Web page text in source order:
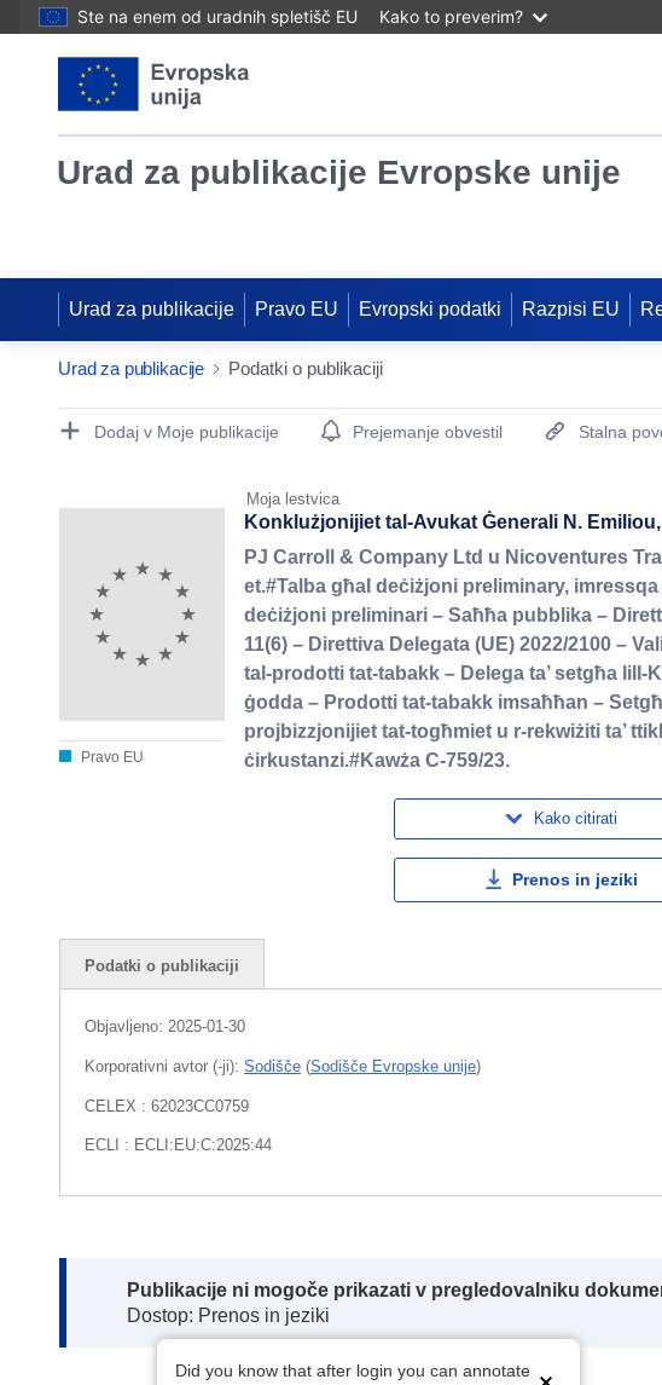
Ste na enem od uradnih spletišč EU Kako to preverim?
Urad za publikacije Evropske unije
Urad za publikacije Pravo EU Evropski podatki Razpisi EU
Urad za publikacije Podatki o publikaciji
Publication Detail Actions Portlet
Dodaj v Moje publikacije Prejemanje obvestil Stalna
Moja lestvica
Pravo EU
Konklużjonijiet tal-Avukat Ġenerali N.
PJ Carroll & Company Ltd u Nicoventures
et.#Talba għal deċiżjoni preliminary,
deċiżjoni preliminari – Saħħa pubblika –
11(6) – Direttiva Delegata (UE) 2022/2100 –
tal-prodotti tat-tabakk – Delega ta’ setgħa
ġodda – Prodotti tat-tabakk imsaħħan –
projbizzjonijiet tat-togħmiet u r-rekwiżiti ta’
ċirkustanzi.#Kawża C-759/23.
Kako citirati
Prenos in jeziki
Podatki o publikaciji
Objavljeno: 2025-01-30
Korporativni avtor (-ji): Sodišče (Sodišče Evropske unije)
CELEX : 62023CC0759
ECLI : ECLI:EU:C:2025:44
Note:
Publikacije ni mogoče prikazati v pregledovalniku
Dostop: Prenos in jeziki
Did you know that after login you can annotate